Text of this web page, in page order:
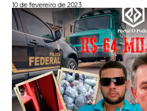
10 de fevereiro de 2023